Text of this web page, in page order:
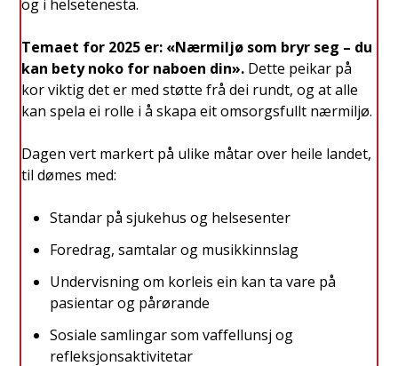
og i helsetenesta.
Temaet for 2025 er: «Nærmiljø som bryr seg – du
kan bety noko for naboen din». Dette peikar på
kor viktig det er med støtte frå dei rundt, og at alle
kan spela ei rolle i å skapa eit omsorgsfullt nærmiljø.
Dagen vert markert på ulike måtar over heile landet,
til dømes med:
Standar på sjukehus og helsesenter
Foredrag, samtalar og musikkinnslag
Undervisning om korleis ein kan ta vare på
pasientar og pårørande
Sosiale samlingar som vaffellunsj og
refleksjonsaktivitetar